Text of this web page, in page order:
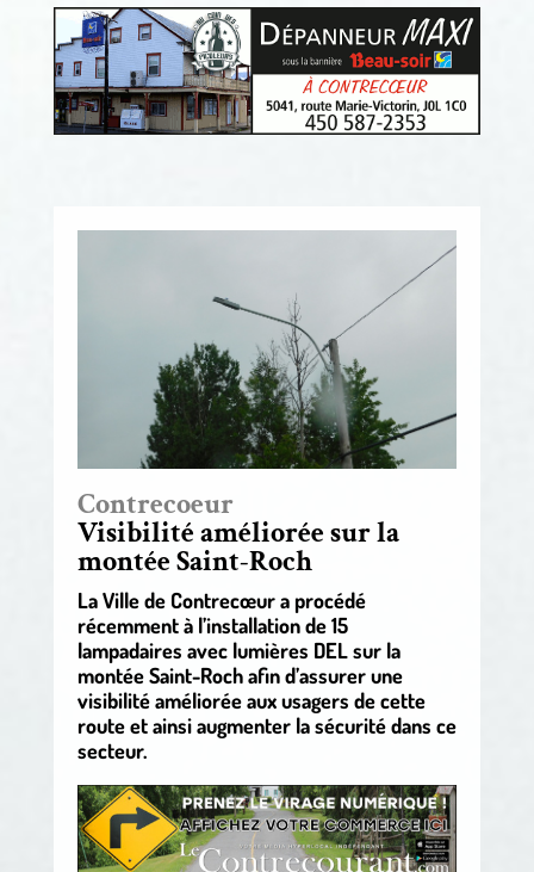
Contrecoeur
Visibilité améliorée sur la
montée Saint-Roch
La Ville de Contrecœur a procédé
récemment à l’installation de 15
lampadaires avec lumières DEL sur la
montée Saint-Roch afin d’assurer une
visibilité améliorée aux usagers de cette
route et ainsi augmenter la sécurité dans ce
secteur.